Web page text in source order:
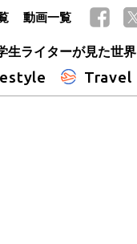
生ライターが見た世界
Travel
動画一覧